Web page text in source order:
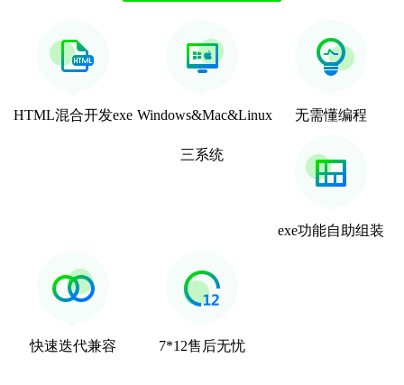
HTML混合开发exe Windows&Mac&Linux
三系统
无需懂编程
exe功能自助组装
快速迭代兼容 7*12售后无忧